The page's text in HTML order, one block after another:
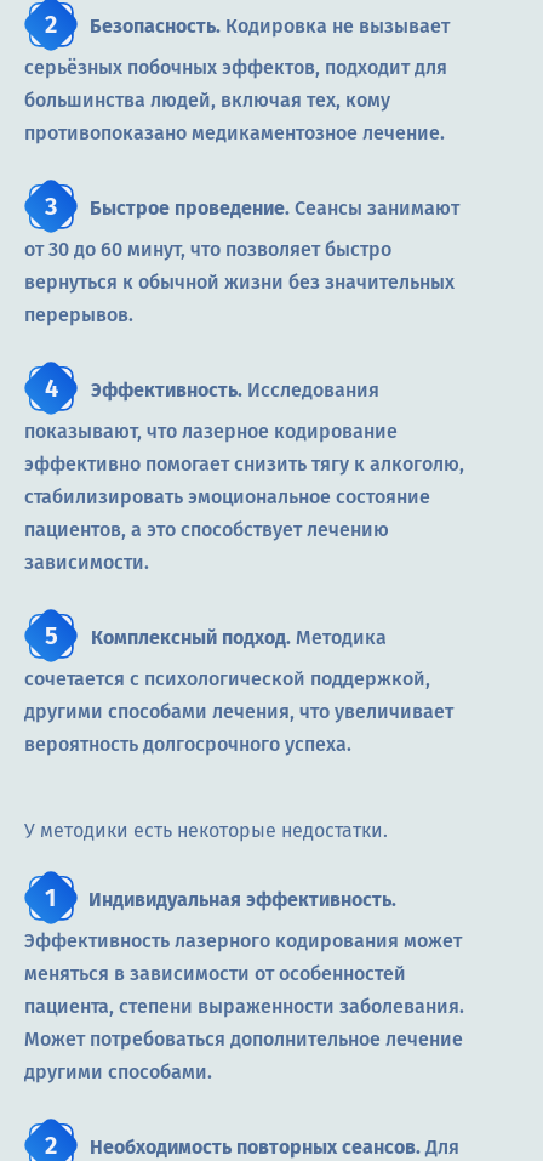
Безопасность. Кодировка не вызывает
серьёзных побочных эффектов, подходит для
большинства людей, включая тех, кому
противопоказано медикаментозное лечение.
Быстрое проведение. Сеансы занимают
от 30 до 60 минут, что позволяет быстро
вернуться к обычной жизни без значительных
перерывов.
Эффективность. Исследования
показывают, что лазерное кодирование
эффективно помогает снизить тягу к алкоголю,
стабилизировать эмоциональное состояние
пациентов, а это способствует лечению
зависимости.
Комплексный подход. Методика
сочетается с психологической поддержкой,
другими способами лечения, что увеличивает
вероятность долгосрочного успеха.
У методики есть некоторые недостатки.
Индивидуальная эффективность.
Эффективность лазерного кодирования может
меняться в зависимости от особенностей
пациента, степени выраженности заболевания.
Может потребоваться дополнительное лечение
другими способами.
Необходимость повторных сеансов.Для